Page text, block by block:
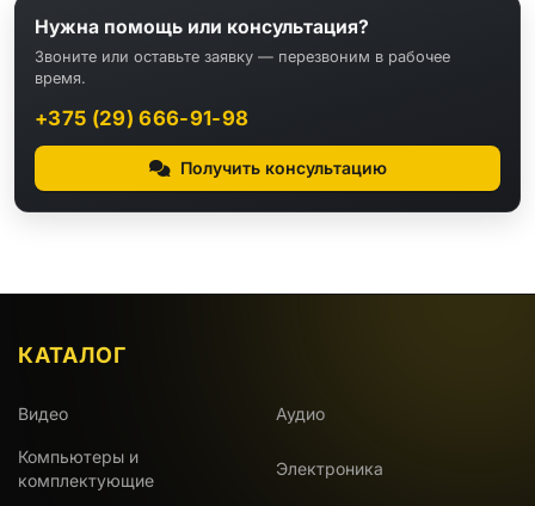
Нужна помощь или консультация?
Звоните или оставьте заявку — перезвоним в рабочее
время.
+375 (29) 666-91-98
Получить консультацию
КАТАЛОГ
Видео Аудио
Компьютеры и
комплектующие
Электроника